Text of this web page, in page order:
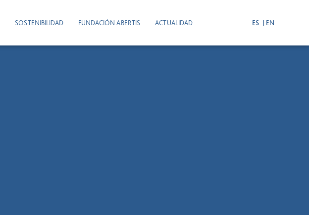
SOSTENIBILIDAD FUNDACIÓN ABERTIS ACTUALIDAD ES EN